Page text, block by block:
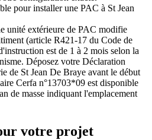
pour installer une PAC à St Jean
unité extérieure de PAC modifie
(article R421-17 du Code de
est de 1 à 2 mois selon la
Déposez votre Déclaration
de St Jean De Braye avant le début
Cerfa n°13703*09 est disponible
de masse indiquant l'emplacement
votre projet